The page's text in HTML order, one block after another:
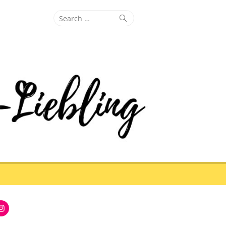
Search
Search
Instagram